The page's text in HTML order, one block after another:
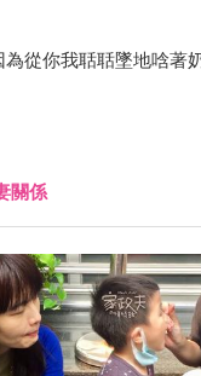
從你我聒聒墜地唅著
關係